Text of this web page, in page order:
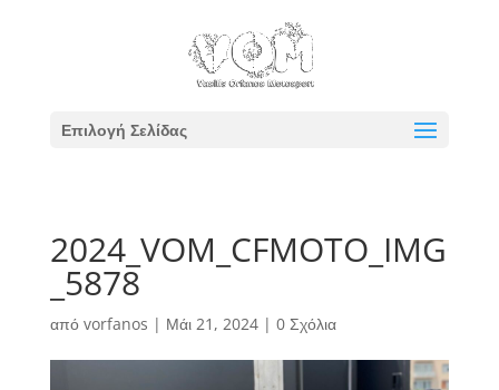
Επιλογή Σελίδας
2024_VOM_CFMOTO_IMG
_5878
από vorfanos | Μάι 21, 2024| 0 Σχόλια